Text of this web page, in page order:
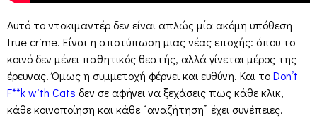
Αυτό το ντοκιμαντέρ δεν είναι απλώς μία ακόμη υπόθεση
true crime. Είναι η αποτύπωση μιας νέας εποχής: όπου το
κοινό δεν μένει παθητικός θεατής, αλλά γίνεται μέρος της
έρευνας. Όμως η συμμετοχή φέρνει και ευθύνη. Και τοDon’t
F**k with Cats δεν σε αφήνει να ξεχάσεις πως κάθε κλικ,
κάθε κοινοποίηση και κάθε “αναζήτηση” έχει συνέπειες.